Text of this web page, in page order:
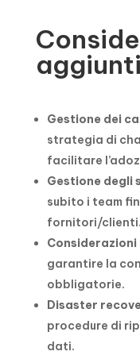
Gestione dei
strategia di
facilitare
Gestione degli
subito i team
fornitori/clienti.
Considerazioni
garantire la
obbligatorie.
Disaster
procedure di
dati.